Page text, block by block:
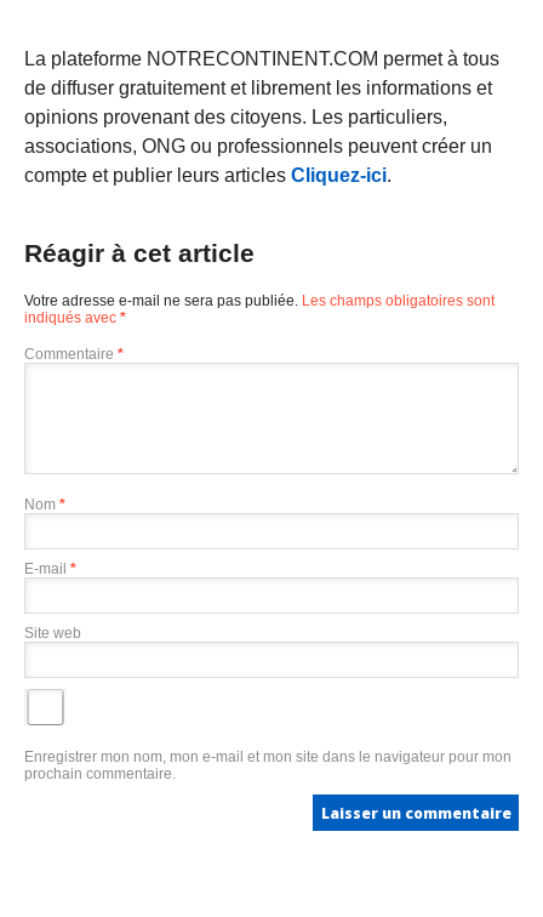
La plateforme NOTRECONTINENT.COM permet à tous
de diffuser gratuitement et librement les informations et
opinions provenant des citoyens. Les particuliers,
associations, ONG ou professionnels peuvent créer un
compte et publier leurs articles Cliquez-ici.
Réagir à cet article
Votre adresse e-mail ne sera pas publiée. Les champs obligatoires sont
indiqués avec *
Commentaire *
Nom *
E-mail *
Site web
Enregistrer mon nom, mon e-mail et mon site dans le navigateur pour mon
prochain commentaire.